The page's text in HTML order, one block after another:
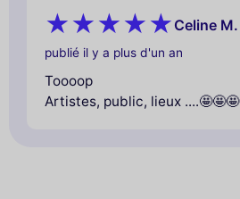
Celine M.
publié il y a plus d'un an
Toooop
Artistes, public, lieux ....🤩🤩🤩